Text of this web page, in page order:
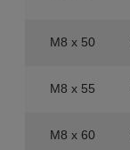
M8 x 50
M8 x 55
M8 x 60